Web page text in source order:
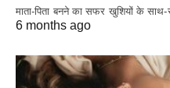
माता-पिता बनने का सफर खुशियों के
6 months ago